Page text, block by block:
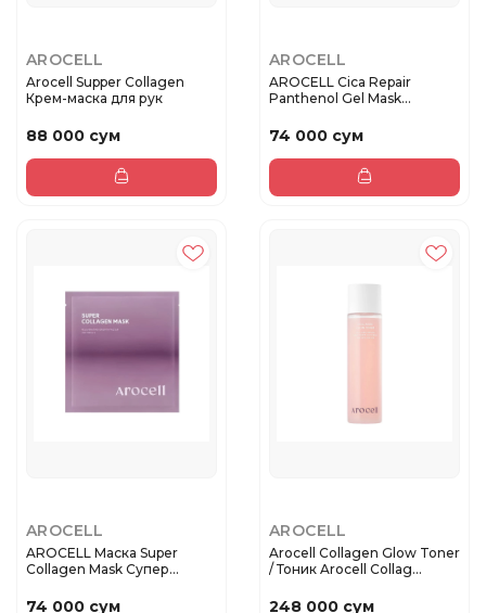
AROCELL
Arocell Supper Collagen
Крем-маска для рук
88 000 сум
AROCELL
AROCELL Cica Repair
Panthenol Gel Mask
74 000 сум
AROCELL
AROCELL Маска Super
Collagen Mask Супер
74 000 сум
AROCELL
Arocell Collagen Glow Toner
/ Тоник Arocell Collag...
248 000 сум